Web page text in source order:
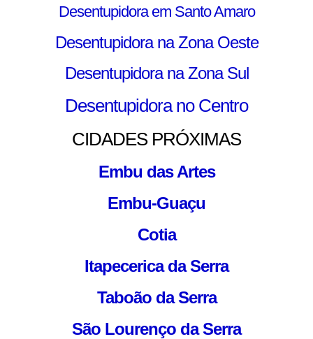
Desentupidora em Santo Amaro
Desentupidora na Zona Oeste
Desentupidora na Zona Sul
Desentupidora no Centro
CIDADES PRÓXIMAS
Embu das Artes
Embu-Guaçu
Cotia
Itapecerica da Serra
Taboão da Serra
São Lourenço da Serra